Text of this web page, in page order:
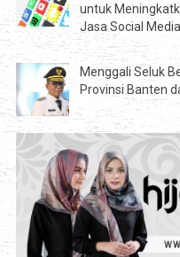
untuk
Jasa Social
Menggali Seluk
Provinsi Banten